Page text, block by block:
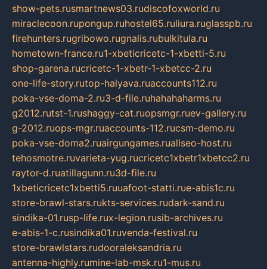
show-pets.rusmartnews03.rudiscofoxworld.ru
miraclecoon.rupongup.ruhostel65.ruliura.ruglasspb.ru
firehunters.rugribowo.rugnalis.rubulkitula.ru
hometown-france.ru1-xbeticricetc-1-xbetti-5.ru
shop-garena.rucricetc-1-xbetr-1-xbetcc-2.ru
one-life-story.rutop-halyava.ruaccounts112.ru
poka-vse-doma-2.ru3-d-file.ruhahahaharms.ru
g2012.rutst-1.rushaggy-cat.ruopsmgr.ruev-gallery.ru
g-2012.ruops-mgr.ruaccounts-112.rucsm-demo.ru
poka-vse-doma2.ruairgungames.ruallseo-host.ru
tehosmotre.ruvarieta-yug.rucricetc1xbetr1xbetcc2.ru
raytor-d.ruatillagunn.ru3d-file.ru
1xbeticricetc1xbetti5.ruuafoot-statti.rue-abis1c.ru
store-brawl-stars.rukts-services.rudark-sand.ru
sindika-01.rusp-life.rux-legion.rusib-archives.ru
e-abis-1-c.rusindika01.ruvenda-festival.ru
store-brawlstars.rudooraleksandria.ru
antenna-highly.rumine-lab-msk.ru1-mus.ru